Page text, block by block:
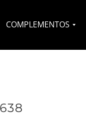
COMPLEMENTOS